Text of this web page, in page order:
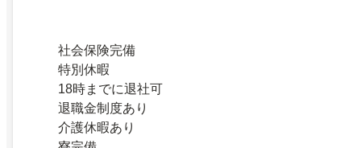
社会保険完備
特別休暇
18時までに退社可
退職金制度あり
介護休暇あり